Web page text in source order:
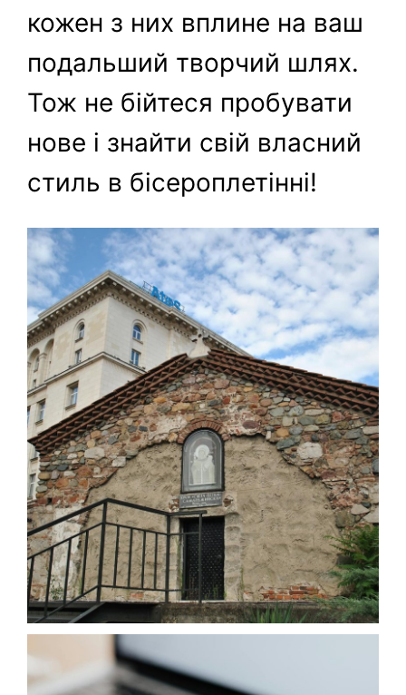
кожен з них вплине на ваш
подальший творчий шлях.
Тож не бійтеся пробувати
нове і знайти свій власний
стиль в бісероплетінні!